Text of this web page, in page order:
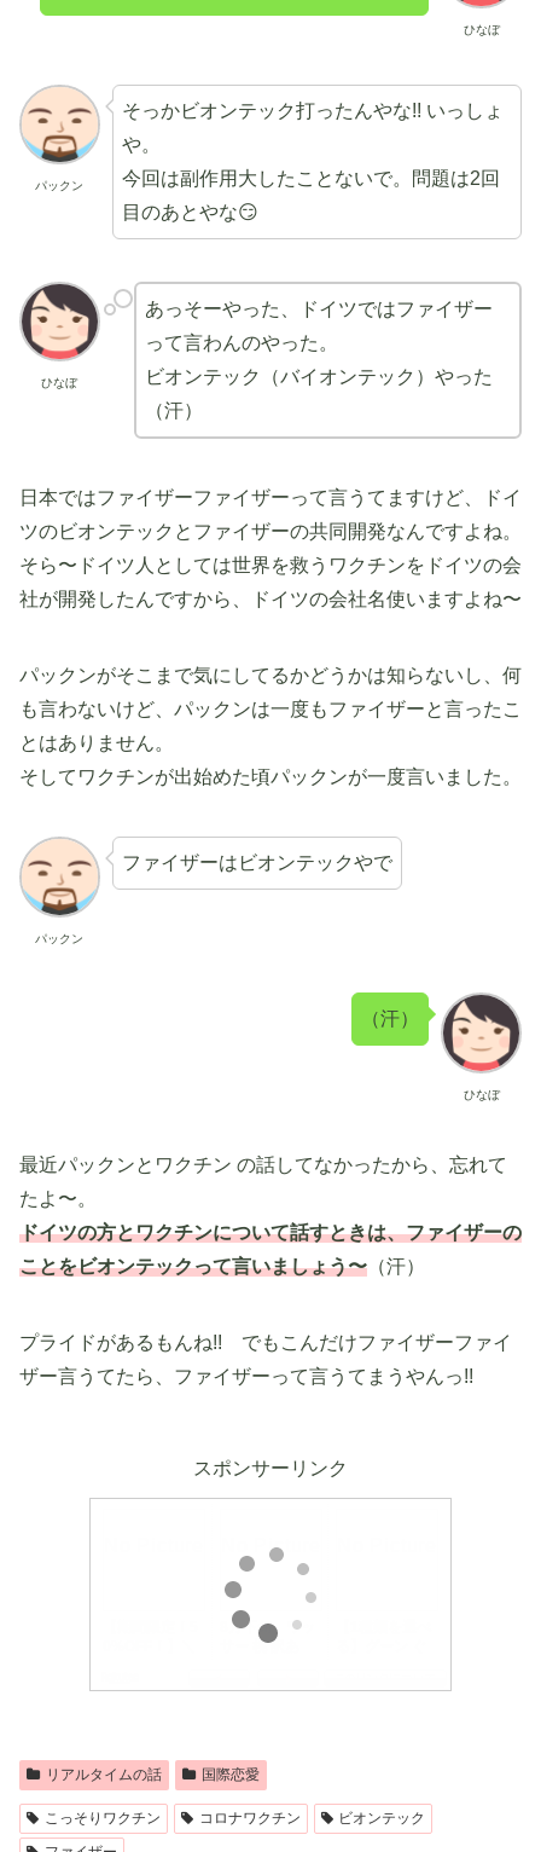
ひなぼ
パックン
そっかビオンテック打ったんやな!! いっしょ
や。
今回は副作用大したことないで。問題は2回
目のあとやな😏
ひなぼ
あっそーやった、ドイツではファイザー
って言わんのやった。
ビオンテック（バイオンテック）やった
（汗）
日本ではファイザーファイザーって言うてますけど、ドイ
ツのビオンテックとファイザーの共同開発なんですよね。
そら〜ドイツ人としては世界を救うワクチンをドイツの会
社が開発したんですから、ドイツの会社名使いますよね〜
パックンがそこまで気にしてるかどうかは知らないし、何
も言わないけど、パックンは一度もファイザーと言ったこ
とはありません。
そしてワクチンが出始めた頃パックンが一度言いました。
パックン
ファイザーはビオンテックやで
ひなぼ
（汗）
最近パックンとワクチン の話してなかったから、忘れて
たよ〜。
ドイツの方とワクチンについて話すときは、ファイザーの
ことをビオンテックって言いましょう〜 （汗）
プライドがあるもんね!! でもこんだけファイザーファイ
ザー言うてたら、ファイザーって言うてまうやんっ!!
スポンサーリンク
リアルタイムの話 国際恋愛
こっそりワクチン コロナワクチン
ビオンテック